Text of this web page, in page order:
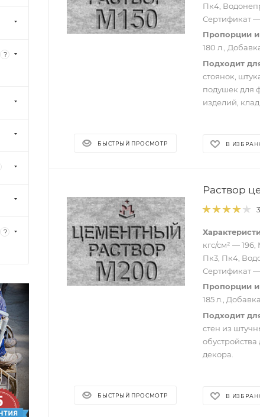
БЫСТРЫЙ ПРОСМОТР
Пк4,
Сертификат —
Пропорции
180 л.,
Подходит
стоянок,
подушек для
изделий,
В
БЫСТРЫЙ ПРОСМОТР
Раствор
3
кгс/см² —
Пк3, Пк4,
Сертификат —
Пропорции
185 л.,
Подходит
стен из
декора.
В
?
?